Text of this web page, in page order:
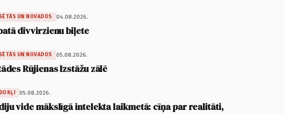
UN NOVADOS 04.08.2026.
divvirzienu biļete
UN NOVADOS 05.08.2026.
Rūjienas Izstāžu zālē
05.08.2026.
vide mākslīgā intelekta laikmetā: cīņa par realitāti,